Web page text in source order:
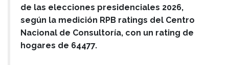
de las elecciones presidenciales 2026,
según la medición RPB ratings del Centro
Nacional de Consultoría, con un rating de
hogares de 64477.